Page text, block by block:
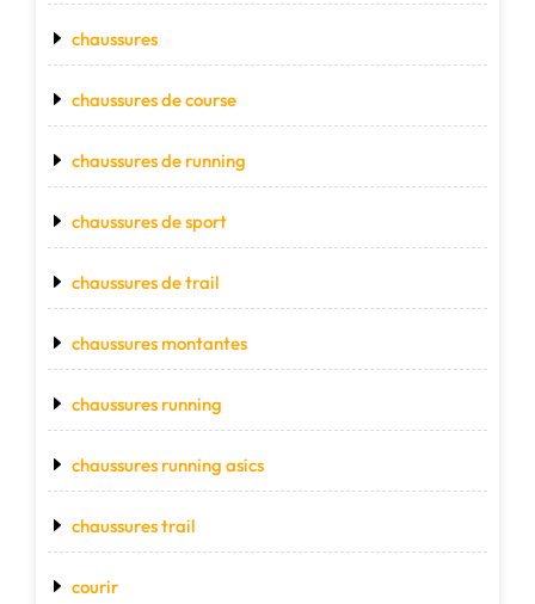
chaussures
chaussures de course
chaussures de running
chaussures de sport
chaussures de trail
chaussures montantes
chaussures running
chaussures running asics
chaussures trail
courir